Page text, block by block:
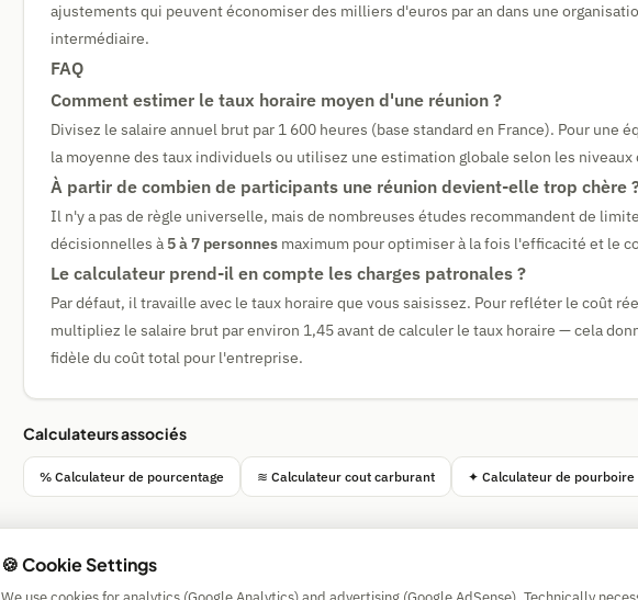
ajustements qui peuvent économiser des milliers d'euros par an dans une
intermédiaire.
FAQ
Comment estimer le taux horaire moyen d'une réunion ?
Divisez le salaire annuel brut par 1 600 heures (base standard en France). Pour une
la moyenne des taux individuels ou utilisez une estimation globale selon les niveaux
À partir de combien de participants une réunion devient-elle trop chère
Il n'y a pas de règle universelle, mais de nombreuses études recommandent de
décisionnelles à 5 à 7 personnes maximum pour optimiser à la fois l'efficacité et le
Le calculateur prend-il en compte les charges patronales ?
Par défaut, il travaille avec le taux horaire que vous saisissez. Pour refléter le coût
multipliez le salaire brut par environ 1,45 avant de calculer le taux horaire — cela
fidèle du coût total pour l'entreprise.
Calculateurs associés
% Calculateur de pourcentage ≋ Calculateur cout carburant ✦ Calculateur de pourboire
🍪 Cookie Settings